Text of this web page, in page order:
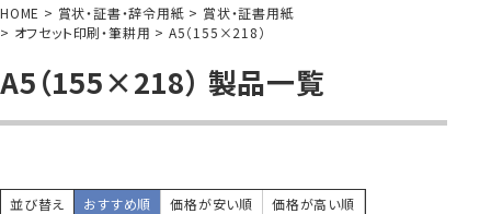
封筒をサイズ
封筒を紙・特徴
封筒印刷
長形封筒 角形封筒 洋形封筒
長3封筒 長3窓封筒 長4封筒
HOME 賞状・証書・辞令用紙
賞状・証書用紙
オフセット印刷・筆耕用
A5（155×218）
A5（155×218） 製品一覧
並び替え おすすめ順 価格が安い順 価格が高い順